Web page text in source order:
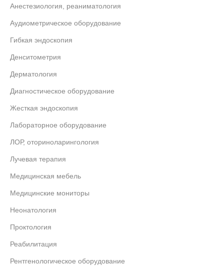
Анестезиология, реаниматология
Аудиометрическое оборудование
Гибкая эндоскопия
Денситометрия
Дерматология
Диагностическое оборудование
Жесткая эндоскопия
Лабораторное оборудование
ЛОР, оториноларингология
Лучевая терапия
Медицинская мебель
Медицинские мониторы
Неонатология
Проктология
Реабилитация
Рентгенологическое оборудование